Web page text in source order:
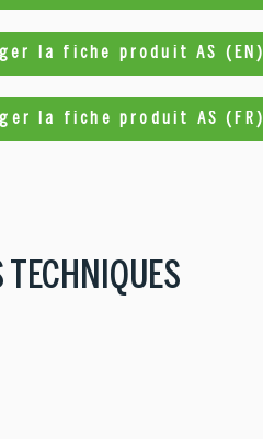
la fiche produit AS (EN)
la fiche produit AS (FR)
TECHNIQUES